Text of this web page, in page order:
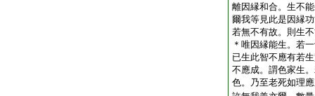
離因縁和合。生不
爾我等見此是因縁
若無不有故。則生
＊唯因縁能生。若
已生此智不應有若
不應成。謂色家生
色。乃至老死如理